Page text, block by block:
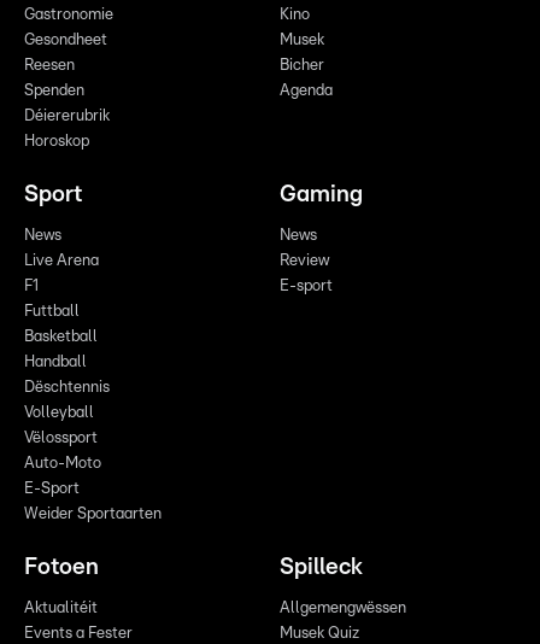
Gastronomie
Gesondheet
Reesen
Spenden
Déiererubrik
Horoskop
Kino
Musek
Bicher
Agenda
Sport
News
Live Arena
F1
Futtball
Basketball
Handball
Dëschtennis
Volleyball
Vëlossport
Auto-Moto
E-Sport
Weider Sportaarten
Gaming
News
Review
E-sport
Fotoen
Aktualitéit
Events a Fester
Spilleck
Allgemengwëssen
Musek Quiz